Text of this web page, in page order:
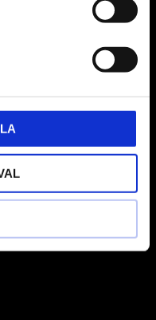
verktyg, ATH billyftar
yttersta för att hjälpa